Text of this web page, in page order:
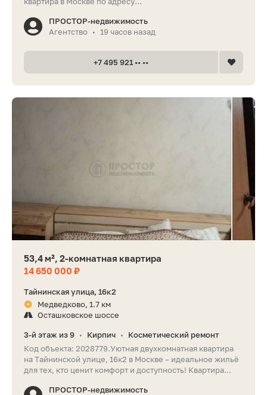
ПРОСТОР-недвижимость
Агентство
• 19 часов назад
+7 495 921 •• ••
53,4 м², 2-комнатная квартира
14 650 000 ₽
Тайнинская улица, 16к2
Медведково, 1.7 км
Осташковское шоссе
3-й этаж из 9 • Кирпич •
Косметический ремонт
Код объекта: 2028779.Уютная двухкомнатная квартира
на Тайнинской улице, 16к2 в Москве – идеальное жильё
для тех, кто ценит комфорт и доступность! Квартира...
ПРОСТОР-недвижимость